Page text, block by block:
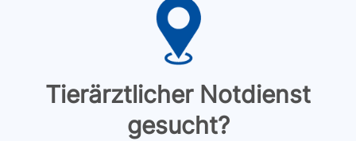
Tierärztlicher Notdienst
gesucht?